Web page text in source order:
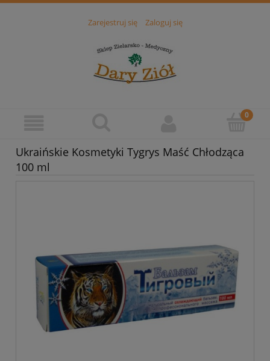
Zarejestruj się Zaloguj się
Ukraińskie Kosmetyki Tygrys Maść Chłodząca
100 ml